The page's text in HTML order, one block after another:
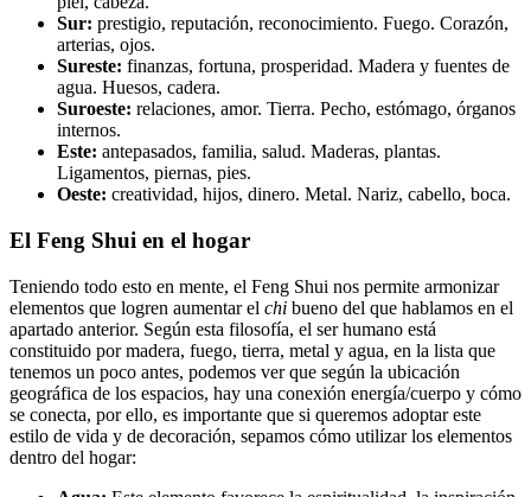
Sur: prestigio, reputación, reconocimiento. Fuego. Corazón,
arterias, ojos.
Sureste: finanzas, fortuna, prosperidad. Madera y fuentes de
agua. Huesos, cadera.
Suroeste: relaciones, amor. Tierra. Pecho, estómago, órganos
internos.
Este: antepasados, familia, salud. Maderas, plantas.
Ligamentos, piernas, pies.
Oeste: creatividad, hijos, dinero. Metal. Nariz, cabello, boca.
El Feng Shui en el hogar
Teniendo todo esto en mente, el Feng Shui nos permite armonizar
elementos que logren aumentar el chi bueno del que hablamos en el
apartado anterior. Según esta filosofía, el ser humano está
constituido por madera, fuego, tierra, metal y agua, en la lista que
tenemos un poco antes, podemos ver que según la ubicación
geográfica de los espacios, hay una conexión energía/cuerpo y cómo
se conecta, por ello, es importante que si queremos adoptar este
estilo de vida y de decoración, sepamos cómo utilizar los elementos
dentro del hogar: